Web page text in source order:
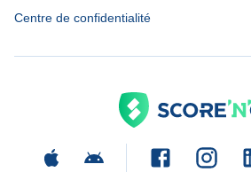
Centre de confidentialité